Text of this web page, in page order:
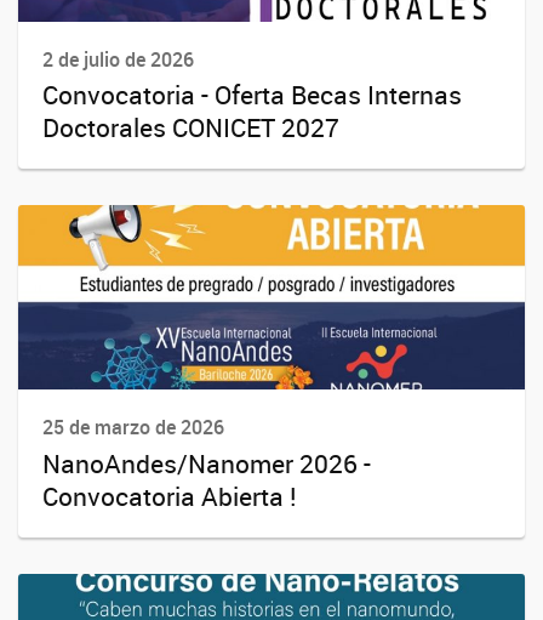
2 de julio de 2026
Convocatoria - Oferta Becas Internas
Doctorales CONICET 2027
25 de marzo de 2026
NanoAndes/Nanomer 2026 -
Convocatoria Abierta !